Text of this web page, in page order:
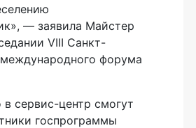
— заявила Майстер
VIII Санкт-
форума
сервис-центр смогут
госпрограммы